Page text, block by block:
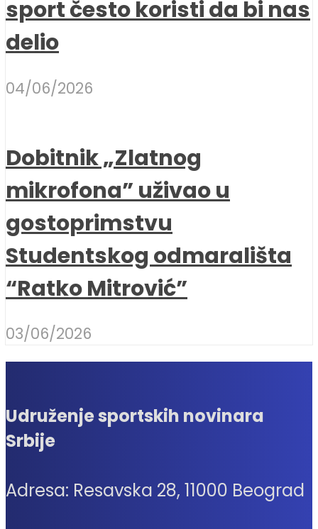
sport često koristi da bi nas
delio
04/06/2026
Dobitnik „Zlatnog
mikrofona” uživao u
gostoprimstvu
Studentskog odmarališta
“Ratko Mitrović”
03/06/2026
Udruženje sportskih novinara
Srbije
Adresa: Resavska 28, 11000 Beograd